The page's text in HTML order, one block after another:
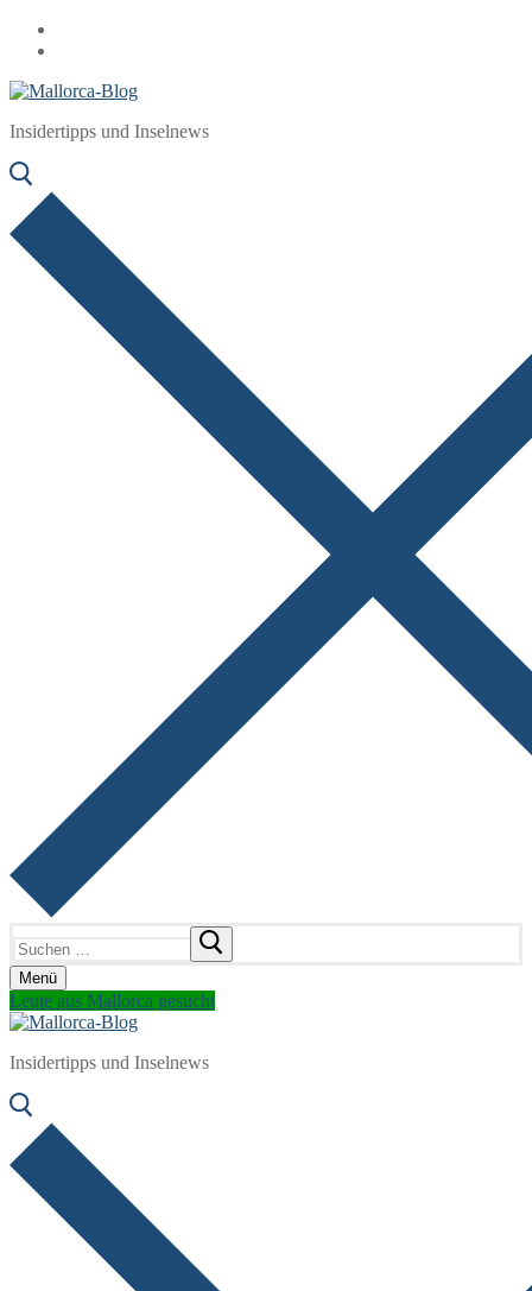
Zum
Inhalt
Menü
Schließen
Insidertipps und Inselnews
nach:
Menü
Leute aus Mallorca gesucht
Insidertipps und Inselnews